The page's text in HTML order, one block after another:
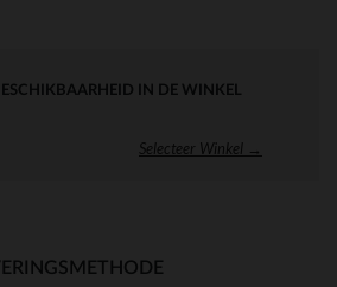
IN DE WINKEL
Selecteer Winkel →